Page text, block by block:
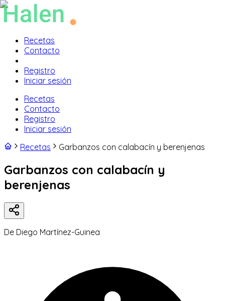
Recetas
Contacto
Registro
Iniciar sesión
Recetas
Contacto
Registro
Iniciar sesión
Recetas
Garbanzos con calabacín y berenjenas
Garbanzos con calabacín y
berenjenas
De Diego Martínez-Guinea